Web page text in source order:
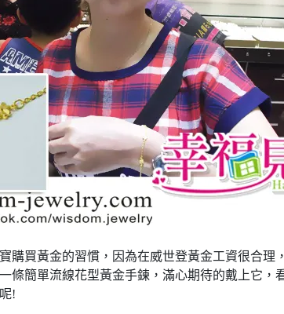
購買黃金的習慣，因為在威世登黃金工資很合理
條簡單流線花型黃金手鍊，滿心期待的戴上它，
!